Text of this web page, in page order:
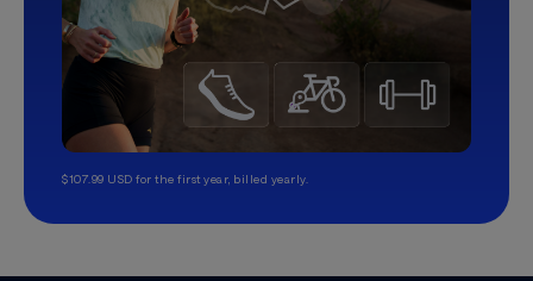
$107.99 USD for the first year, billed yearly.